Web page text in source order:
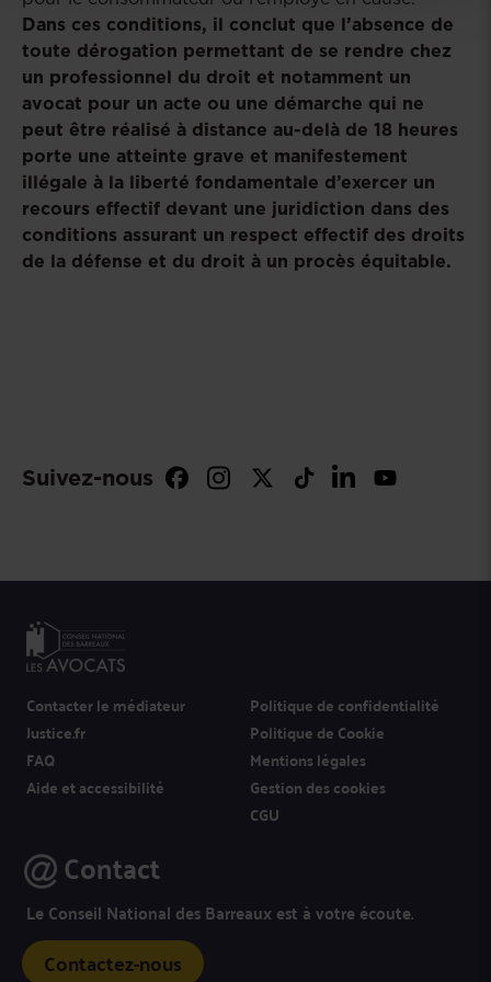
Dans ces conditions, il conclut que l’absence de
toute dérogation permettant de se rendre chez
un professionnel du droit et notamment un
avocat pour un acte ou une démarche qui ne
peut être réalisé à distance au-delà de 18 heures
porte une atteinte grave et manifestement
illégale à la liberté fondamentale d’exercer un
recours effectif devant une juridiction dans des
conditions assurant un respect effectif des droits
de la défense et du droit à un procès équitable.
Suivez-nous
Contacter le médiateur
Justice.fr
FAQ
Aide et accessibilité
Politique de confidentialité
Politique de Cookie
Mentions légales
Gestion des cookies
CGU
Contact
Le Conseil National des Barreaux est à votre écoute.
Contactez-nous